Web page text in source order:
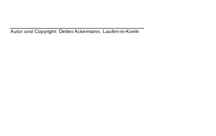
Autor und Copyright: Detlev Ackermann, Laufen-in-Koeln